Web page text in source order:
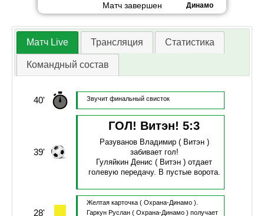
Матч завершен
Динамо
Матч Live Трансляция Статистика
Командный состав
40' Звучит финальный свисток
39'
ГОЛ! Витэн!5:3
Разуванов Владимир( Витэн )
забивает гол!
Гуляйкин Денис ( Витэн )отдает
голевую передачу. В пустые ворота.
28'
Желтая карточка ( Охрана-Динамо ).
Гаркун Руслан( Охрана-Динамо ) получает